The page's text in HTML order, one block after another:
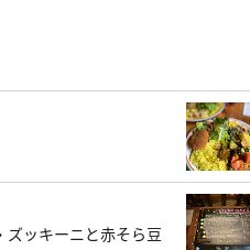
ッキーニと赤そら豆